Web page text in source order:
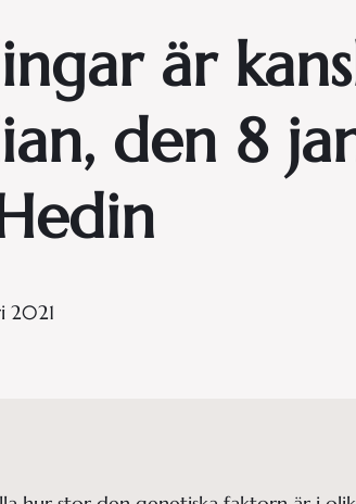
är
den 8
2021